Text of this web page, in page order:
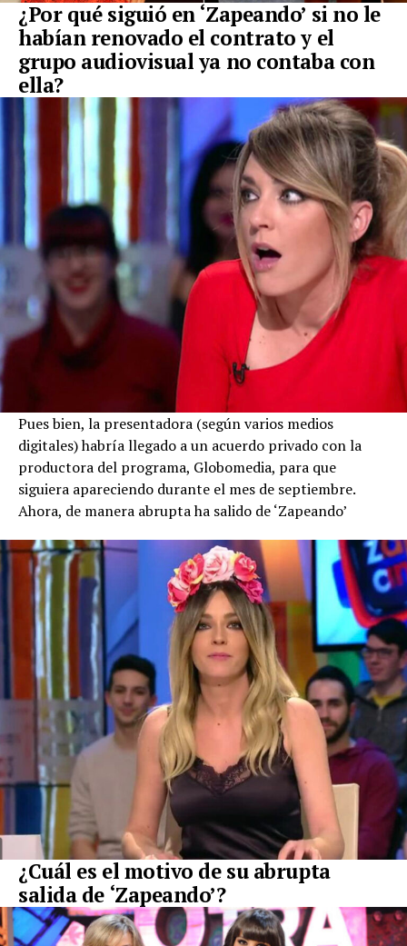
¿Por qué siguió en ‘Zapeando’ si no le
habían renovado el contrato y el
grupo audiovisual ya no contaba con
ella?
Pues bien, la presentadora (según varios medios
digitales) habría llegado a un acuerdo privado con la
productora del programa, Globomedia, para que
siguiera apareciendo durante el mes de septiembre.
Ahora, de manera abrupta ha salido de ‘Zapeando’
¿Cuál es el motivo de su abrupta
salida de ‘Zapeando’?